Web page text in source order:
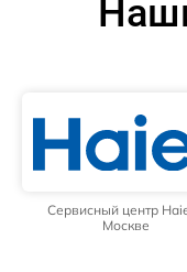
Сервисный центр
Москве